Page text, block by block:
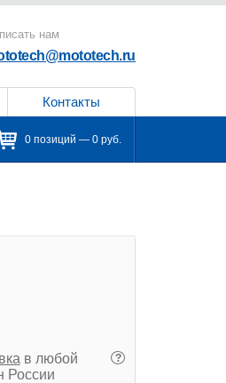
нам
Контакты
0 позиций — 0 руб.
?
в любой
России